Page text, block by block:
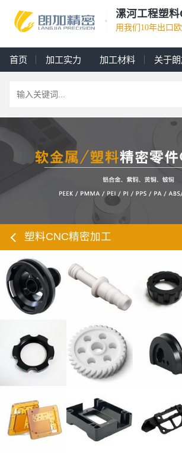
漯河工程塑
用我们10年出口
首页 加工实力 加工材料 关于
塑料CNC精密加工